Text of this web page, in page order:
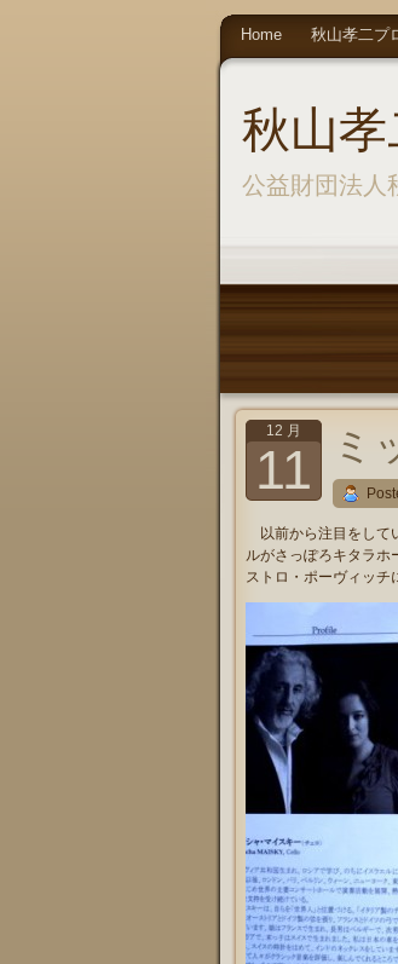
秋山
公益財団法人
Home 秋山孝二プ
12 月
11 ミ
以前から注目をして
ルがさっぽろキタラホ
ストロ・ポーヴィッチ